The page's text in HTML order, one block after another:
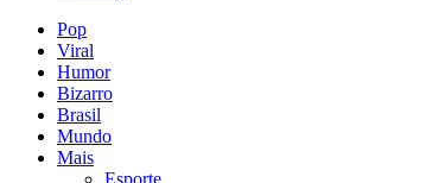
Pop
Viral
Humor
Bizarro
Brasil
Mundo
Mais
Esporte